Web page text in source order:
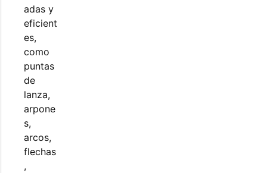
adas y
eficient
es,
como
puntas
de
lanza,
arpone
s,
arcos,
flechas
,